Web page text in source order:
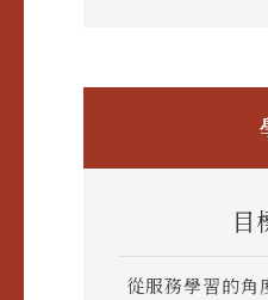
目
從服務學習的角